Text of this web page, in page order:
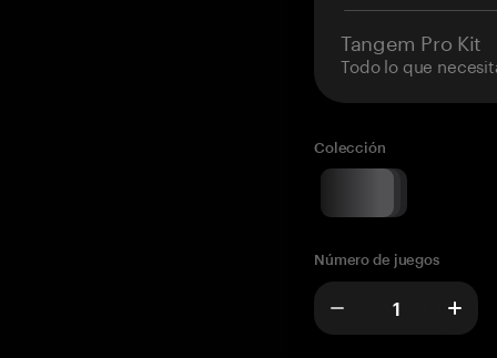
Tangem Pro Kit
Todo lo que
Colección
Número de juegos